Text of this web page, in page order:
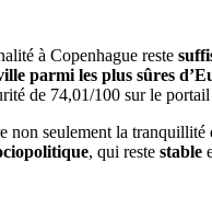
à Copenhague reste
parmi les plus sûres
de 74,01/100 sur le
non seulement la tranquillité
, qui reste stable